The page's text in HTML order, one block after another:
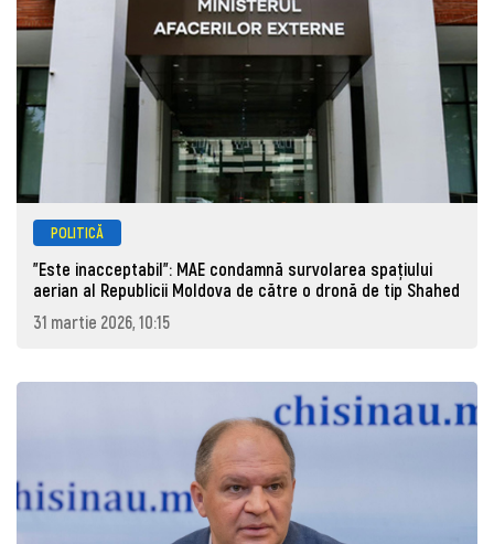
POLITICĂ
"Este inacceptabil": MAE condamnă survolarea spațiului
aerian al Republicii Moldova de către o dronă de tip Shahed
31 martie 2026, 10:15